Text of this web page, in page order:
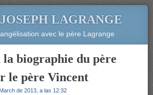
LAGRANGE
avec le père Lagrange
la biographie du père
le père Vincent
de 2013, a las 12:32